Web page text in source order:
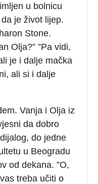
u bolnicu
je život lijep.
Stone.
Olja?” ”Pa vidi,
je i dalje mačka
ali si i dalje
Vanja i Olja iz
da dobro
do jedne
u Beogradu
od dekana. ”O,
treba učiti o